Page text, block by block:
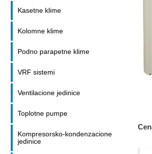
Kasetne klime
Kolomne klime
Podno parapetne klime
VRF sistemi
Ventilacione jedinice
Toplotne pumpe
Kompresorsko-kondenzacione
jedinice